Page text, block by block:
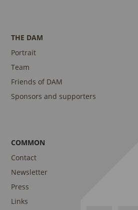
THE DAM
Portrait
Team
Friends of DAM
Sponsors and supporters
COMMON
Contact
Newsletter
Press
Links